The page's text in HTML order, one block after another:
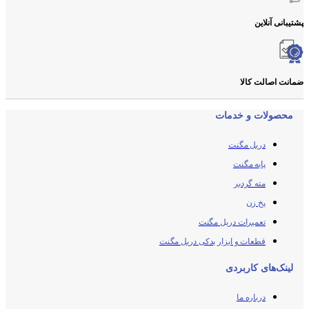
پشتیبانی آنلاین
ضمانت اصالت کالا
محصولات و خدمات
دریل مگنت
پایه مگنت
مته گردبر
پخ زن
تعمیرات دریل مگنت
قطعات و ابزار یدکی دریل مگنت
لینک‌های کاربردی
درباره ما